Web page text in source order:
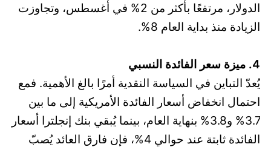
الدولار، مرتفعًا بأكثر من 2% في أغسطس، وتجاوزت
الزيادة منذ بداية العام 8%.
4. ميزة سعر الفائدة النسبي
يُعدّ التباين في السياسة النقدية أمرًا بالغ الأهمية. فمع
احتمال انخفاض أسعار الفائدة الأمريكية إلى ما بين
3.7% و3.8% بنهاية العام، بينما يُبقي بنك إنجلترا أسعار
الفائدة ثابتة عند حوالي 4%، فإن فارق العائد يُصبّ